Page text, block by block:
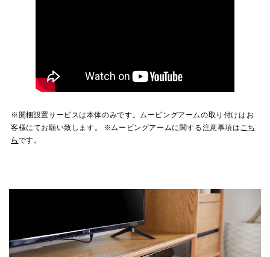
※開梱設置サービスは本体のみです。ムービングアームの取り付けはお
客様にてお願い致します。 ※ムービングアームに関する注意事項は こち
ら です。